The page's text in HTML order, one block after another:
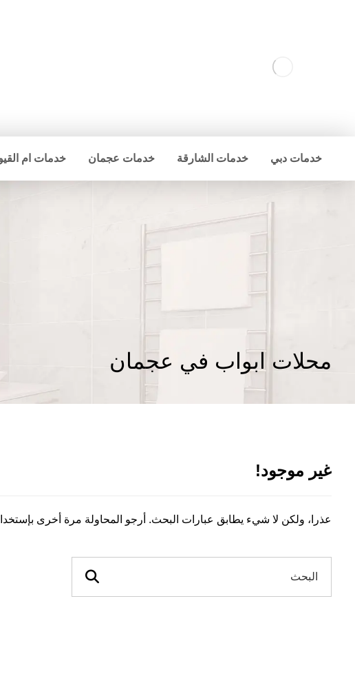
خدمات دبي خدمات الشارقة خدمات عجمان خدمات ام
محلات ابواب في عجمان
غير موجود!
عذرا، ولكن لا شيء يطابق عبارات البحث. أرجو المحاولة مرة أخرى